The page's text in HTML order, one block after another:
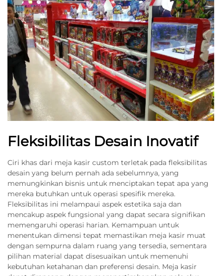
Fleksibilitas Desain Inovatif
Ciri khas dari meja kasir custom terletak pada fleksibilitas
desain yang belum pernah ada sebelumnya, yang
memungkinkan bisnis untuk menciptakan tepat apa yang
mereka butuhkan untuk operasi spesifik mereka.
Fleksibilitas ini melampaui aspek estetika saja dan
mencakup aspek fungsional yang dapat secara signifikan
memengaruhi operasi harian. Kemampuan untuk
menentukan dimensi tepat memastikan meja kasir muat
dengan sempurna dalam ruang yang tersedia, sementara
pilihan material dapat disesuaikan untuk memenuhi
kebutuhan ketahanan dan preferensi desain. Meja kasir